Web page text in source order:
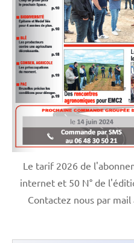
Le tarif 2026 de
internet et 50 N° de
Contactez nous par